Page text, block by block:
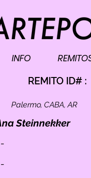
INFO
Palermo, CABA, AR
REMITO ID# :
Steinnekker
-
-